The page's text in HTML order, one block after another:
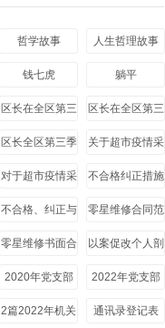
哲学故事 人生哲理故事
钱七虎 躺平
区长在全区第三
区长在全区第三
区长全区第三季
关于超市疫情采
对于超市疫情采
不合格纠正措施
不合格、纠正与
零星维修合同范
零星维修书面合
以案促改个人剖
2020年党支部
2022年党支部
2篇2022年机关
通讯录登记表